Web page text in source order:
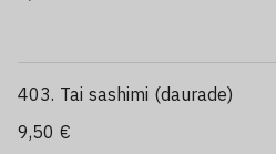
403. Tai sashimi (daurade)
9,50 €